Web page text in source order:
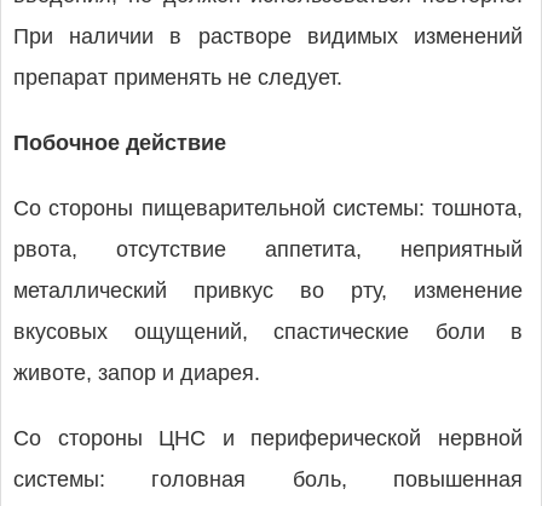
При наличии в растворе видимых изменений
препарат применять не следует.
Побочное действие
Со стороны пищеварительной системы: тошнота,
рвота, отсутствие аппетита, неприятный
металлический привкус во рту, изменение
вкусовых ощущений, спастические боли в
животе, запор и диарея.
Со стороны ЦНС и периферической нервной
системы: головная боль, повышенная